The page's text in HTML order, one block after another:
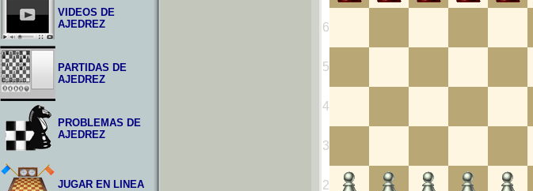
VIDEOS DE
AJEDREZ
PARTIDAS DE
AJEDREZ
PROBLEMAS DE
AJEDREZ
JUGAR EN LINEA